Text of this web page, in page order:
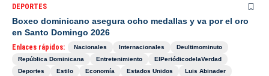
DEPORTES
Boxeo dominicano asegura ocho medallas y va por el oro
en Santo Domingo 2026
Enlaces rápidos: Nacionales Internacionales
Deultimominuto
República Dominicana
Entretenimiento
ElPeriódicodelaVerdad
Deportes
Estilo Economía Estados Unidos
Luis Abinader